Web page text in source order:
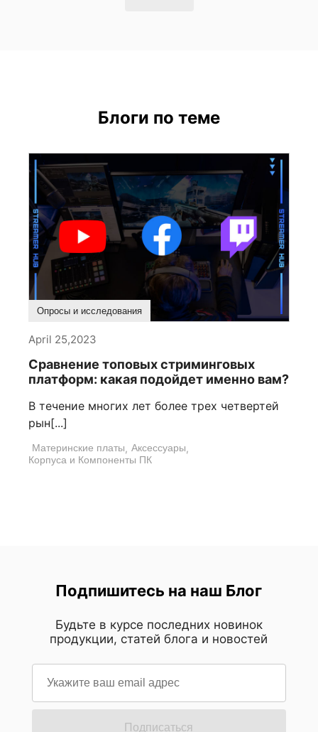
Блоги по теме
Опросы и исследования
April 25,2023
Сравнение топовых стриминговых
платформ: какая подойдет именно вам?
В течение многих лет более трех четвертей
рын[...]
Материнские платы, Аксессуары,
Корпуса и Компоненты ПК
Подпишитесь на наш Блог
Будьте в курсе последних новинок
продукции, статей блога и новостей
Подписаться